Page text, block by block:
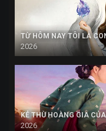
TỪ HÔM NAY TÔI LÀ
2026
KẺ THÙ HOÀNG GIA
2026